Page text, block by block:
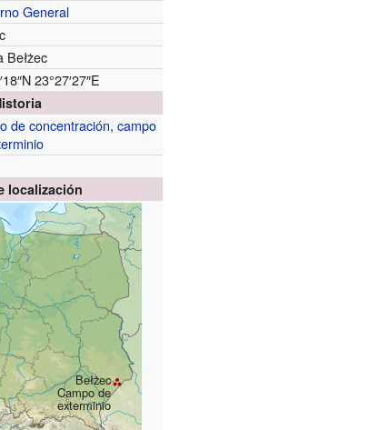
General
Bełżec
23°27′27″E
de concentración,campo
localización
Bełżec
Campo de
exterminio